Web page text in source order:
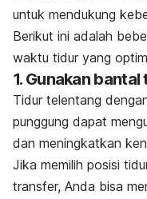
untuk mendukung
Berikut ini adalah
waktu tidur yang
1. Gunakan
Tidur telentang
punggung dapat
dan meningkatkan
Jika memilih posisi
transfer, Anda bisa